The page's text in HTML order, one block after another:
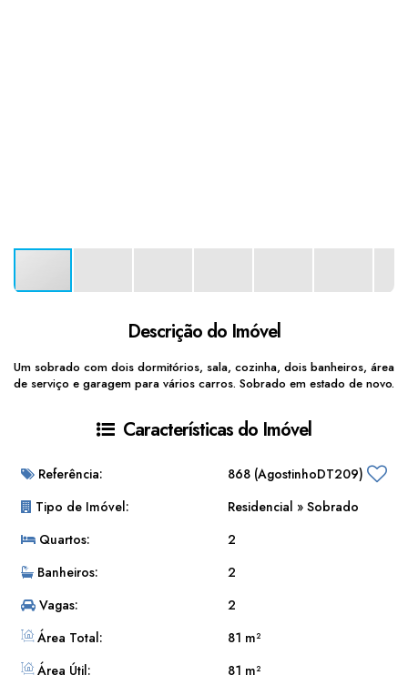
Descrição do Imóvel
Um sobrado com dois dormitórios, sala, cozinha, dois banheiros, área
de serviço e garagem para vários carros. Sobrado em estado de novo.
Características do Imóvel
Referência: 868 (AgostinhoDT209)
Tipo de Imóvel:
Residencial » Sobrado
Quartos:
2
Banheiros:
2
Vagas:
2
Área Total:
81 m²
Área Útil:
81 m²